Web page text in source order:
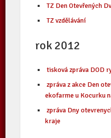
TZ Den Otevřených
TZ vzdělávání
rok 2012
tisková zpráva DOD
zpráva z akce Den
ekofarme u Kocurku
zpráva Dny
kraje